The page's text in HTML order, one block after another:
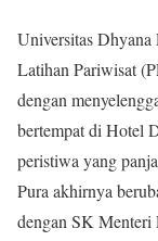
Universitas Dhyana
Latihan Pariwisat
dengan
bertempat di Hotel
peristiwa yang
Pura akhirnya
dengan SK Menteri